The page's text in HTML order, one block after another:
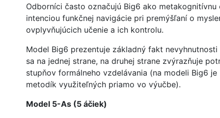
Odborníci často označujú Big6 ako
intenciou funkčnej navigácie pri premýšľaní o
ovplyvňujúcich učenie a ich kontrolu.
Model Big6 prezentuje základný fakt
sa na jednej strane, na druhej strane zvýrazňuje
stupňov formálneho vzdelávania (na modeli Big6
metodík využiteľných priamo vo výučbe).
Model 5-As (5 áčiek)